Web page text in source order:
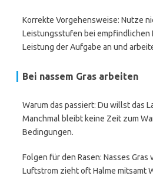
Korrekte Vorgehensweise: Nutze
Leistungsstufen bei empfindlichen
Leistung der Aufgabe an und
Bei nassem Gras arbeiten
Warum das passiert: Du willst das
Manchmal bleibt keine Zeit zum
Bedingungen.
Folgen für den Rasen: Nasses Gras
Luftstrom zieht oft Halme mitsamt